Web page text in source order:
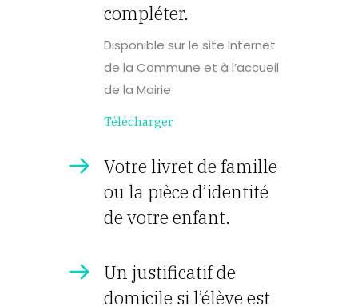
compléter.
Disponible sur le site Internet
de la Commune et à l’accueil
de la Mairie
Télécharger
Votre livret de famille
ou la pièce d’identité
de votre enfant.
Un justificatif de
domicile si l’élève est